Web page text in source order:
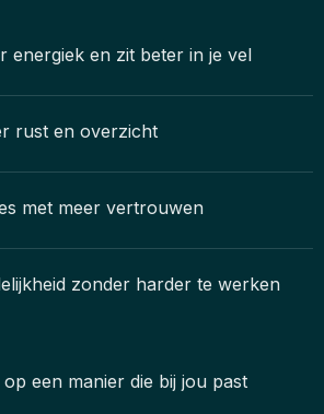
energiek en zit beter in je vel
rust en overzicht
met meer vertrouwen
zonder harder te werken
een manier die bij jou past